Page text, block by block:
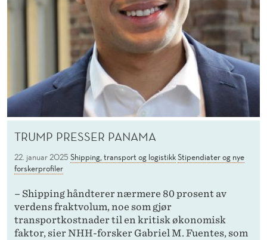
TRUMP PRESSER PANAMA
22. januar 2025 Shipping, transport og logistikkStipendiater og nye
forskerprofiler
– Shipping håndterer nærmere 80 prosent av
verdens fraktvolum, noe som gjør
transportkostnader til en kritisk økonomisk
faktor, sier NHH-forsker Gabriel M. Fuentes, som